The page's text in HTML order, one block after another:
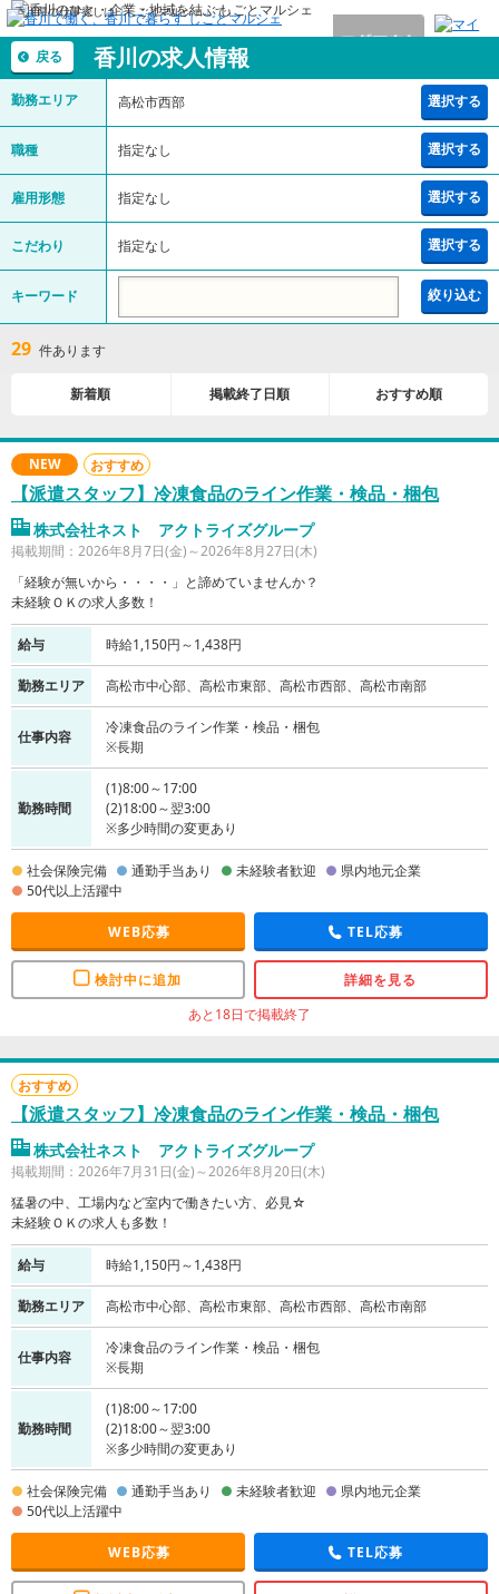
香川県の仕事探しは「しごとマルシェ」で♪
戻る 香川の求人情報
勤務エリア 高松市西部 選択する
職種 指定なし 選択する
雇用形態 指定なし 選択する
こだわり 指定なし 選択する
キーワード 絞り込む
29 件あります
新着順 掲載終了日順 おすすめ順
NEW おすすめ
【派遣スタッフ】冷凍食品のライン作業・検品・梱包
株式会社ネスト アクトライズグループ
掲載期間：2026年8月7日(金)～2026年8月27日(木)
「経験が無いから・・・・」と諦めていませんか？
未経験ＯＫの求人多数！
給与 時給1,150円～1,438円
勤務エリア 高松市中心部、高松市東部、高松市西部、高松市南部
仕事内容
冷凍食品のライン作業・検品・梱包
※長期
勤務時間
(1)8:00～17:00
(2)18:00～翌3:00
※多少時間の変更あり
社会保険完備 通勤手当あり 未経験者歓迎
県内地元企業
50代以上活躍中
WEB応募 TEL応募
検討中に追加
詳細を見る
あと18日で掲載終了
おすすめ
【派遣スタッフ】冷凍食品のライン作業・検品・梱包
株式会社ネスト アクトライズグループ
掲載期間：2026年7月31日(金)～2026年8月20日(木)
猛暑の中、工場内など室内で働きたい方、必見☆
未経験ＯＫの求人も多数！
給与 時給1,150円～1,438円
勤務エリア 高松市中心部、高松市東部、高松市西部、高松市南部
仕事内容
冷凍食品のライン作業・検品・梱包
※長期
勤務時間
(1)8:00～17:00
(2)18:00～翌3:00
※多少時間の変更あり
社会保険完備 通勤手当あり 未経験者歓迎
県内地元企業
50代以上活躍中
WEB応募 TEL応募